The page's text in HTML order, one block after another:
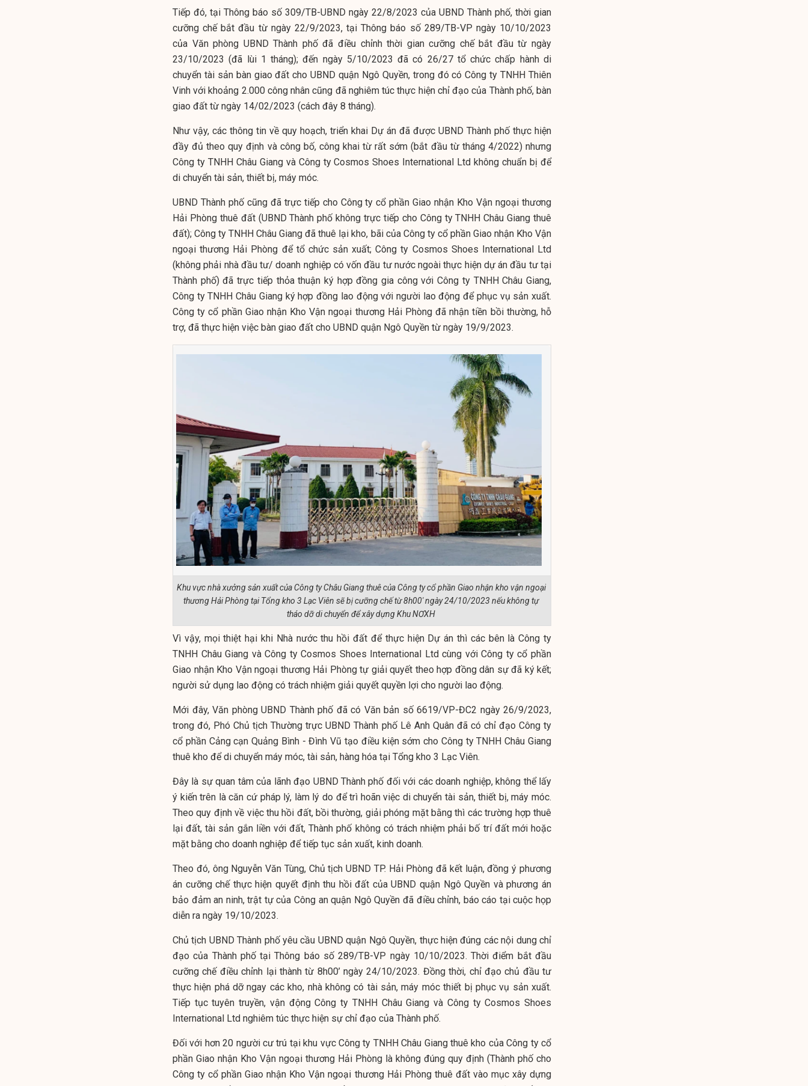
Tiếp đó, tại Thông báo số 309/TB-UBND ngày 22/8/2023 của UBND Thành phố, thời gian
cưỡng chế bắt đầu từ ngày 22/9/2023, tại Thông báo số 289/TB-VP ngày 10/10/2023
của Văn phòng UBND Thành phố đã điều chỉnh thời gian cưỡng chế bắt đầu từ ngày
23/10/2023 (đã lùi 1 tháng); đến ngày 5/10/2023 đã có 26/27 tổ chức chấp hành di
chuyển tài sản bàn giao đất cho UBND quận Ngô Quyền, trong đó có Công ty TNHH Thiên
Vinh với khoảng 2.000 công nhân cũng đã nghiêm túc thực hiện chỉ đạo của Thành phố, bàn
giao đất từ ngày 14/02/2023 (cách đây 8 tháng).
Như vậy, các thông tin về quy hoạch, triển khai Dự án đã được UBND Thành phố thực hiện
đầy đủ theo quy định và công bố, công khai từ rất sớm (bắt đầu từ tháng 4/2022) nhưng
Công ty TNHH Châu Giang và Công ty Cosmos Shoes International Ltd không chuẩn bị để
di chuyển tài sản, thiết bị, máy móc.
UBND Thành phố cũng đã trực tiếp cho Công ty cổ phần Giao nhận Kho Vận ngoại thương
Hải Phòng thuê đất (UBND Thành phố không trực tiếp cho Công ty TNHH Châu Giang thuê
đất); Công ty TNHH Châu Giang đã thuê lại kho, bãi của Công ty cổ phần Giao nhận Kho Vận
ngoại thương Hải Phòng để tổ chức sản xuất; Công ty Cosmos Shoes International Ltd
(không phải nhà đầu tư/ doanh nghiệp có vốn đầu tư nước ngoài thực hiện dự án đầu tư tại
Thành phố) đã trực tiếp thỏa thuận ký hợp đồng gia công với Công ty TNHH Châu Giang,
Công ty TNHH Châu Giang ký hợp đồng lao động với người lao động để phục vụ sản xuất.
Công ty cổ phần Giao nhận Kho Vận ngoại thương Hải Phòng đã nhận tiền bồi thường, hỗ
trợ, đã thực hiện việc bàn giao đất cho UBND quận Ngô Quyền từ ngày 19/9/2023.
Khu vực nhà xưởng sản xuất của Công ty Châu Giang thuê của Công ty cổ phần Giao nhận kho vận ngoại
thương Hải Phòng tại Tổng kho 3 Lạc Viên sẽ bị cưỡng chế từ 8h00' ngày 24/10/2023 nếu không tự
tháo dỡ di chuyển để xây dựng Khu NƠXH
Vì vậy, mọi thiệt hại khi Nhà nước thu hồi đất để thực hiện Dự án thì các bên là Công ty
TNHH Châu Giang và Công ty Cosmos Shoes International Ltd cùng với Công ty cổ phần
Giao nhận Kho Vận ngoại thương Hải Phòng tự giải quyết theo hợp đồng dân sự đã ký kết;
người sử dụng lao động có trách nhiệm giải quyết quyền lợi cho người lao động.
Mới đây, Văn phòng UBND Thành phố đã có Văn bản số 6619/VP-ĐC2 ngày 26/9/2023,
trong đó, Phó Chủ tịch Thường trực UBND Thành phố Lê Anh Quân đã có chỉ đạo Công ty
cổ phần Cảng cạn Quảng Bình - Đình Vũ tạo điều kiện sớm cho Công ty TNHH Châu Giang
thuê kho để di chuyển máy móc, tài sản, hàng hóa tại Tổng kho 3 Lạc Viên.
Đây là sự quan tâm của lãnh đạo UBND Thành phố đối với các doanh nghiệp, không thể lấy
ý kiến trên là căn cứ pháp lý, làm lý do để trì hoãn việc di chuyển tài sản, thiết bị, máy móc.
Theo quy định về việc thu hồi đất, bồi thường, giải phóng mặt bằng thì các trường hợp thuê
lại đất, tài sản gắn liền với đất, Thành phố không có trách nhiệm phải bố trí đất mới hoặc
mặt bằng cho doanh nghiệp để tiếp tục sản xuất, kinh doanh.
Theo đó, ông Nguyễn Văn Tùng, Chủ tịch UBND TP. Hải Phòng đã kết luận, đồng ý phương
án cưỡng chế thực hiện quyết định thu hồi đất của UBND quận Ngô Quyền và phương án
bảo đảm an ninh, trật tự của Công an quận Ngô Quyền đã điều chỉnh, báo cáo tại cuộc họp
diễn ra ngày 19/10/2023.
Chủ tịch UBND Thành phố yêu cầu UBND quận Ngô Quyền, thực hiện đúng các nội dung chỉ
đạo của Thành phố tại Thông báo số 289/TB-VP ngày 10/10/2023. Thời điểm bắt đầu
cưỡng chế điều chỉnh lại thành từ 8h00’ ngày 24/10/2023. Đồng thời, chỉ đạo chủ đầu tư
thực hiện phá dỡ ngay các kho, nhà không có tài sản, máy móc thiết bị phục vụ sản xuất.
Tiếp tục tuyên truyền, vận động Công ty TNHH Châu Giang và Công ty Cosmos Shoes
International Ltd nghiêm túc thực hiện sự chỉ đạo của Thành phố.
Đối với hơn 20 người cư trú tại khu vực Công ty TNHH Châu Giang thuê kho của Công ty cổ
phần Giao nhận Kho Vận ngoại thương Hải Phòng là không đúng quy định (Thành phố cho
Công ty cổ phần Giao nhận Kho Vận ngoại thương Hải Phòng thuê đất vào mục xây dựng